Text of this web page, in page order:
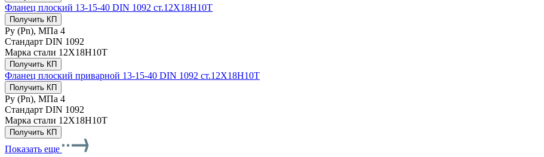
Фланец плоский 13-15-40 DIN 1092 ст.12Х18Н10Т
Получить КП
Ру (Рn), МПа 4
Стандарт DIN 1092
Марка стали 12Х18Н10Т
Получить КП
Фланец плоский приварной 13-15-40 DIN 1092 ст.12Х18Н10Т
Получить КП
Ру (Рn), МПа 4
Стандарт DIN 1092
Марка стали 12Х18Н10Т
Получить КП
Показать еще